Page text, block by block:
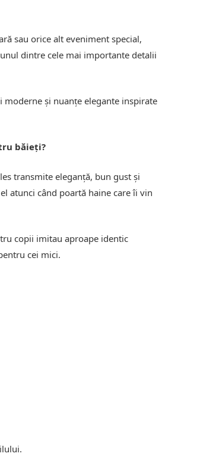
sau orice alt eveniment special,
dintre cele mai importante detalii
și nuanțe elegante inspirate
băieți?
transmite eleganță, bun gust și
atunci când poartă haine care îi vin
copii imitau aproape identic
cei mici.